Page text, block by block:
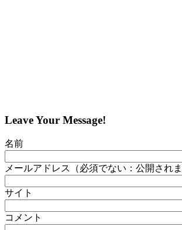
Leave Your Message!
名前
メールアドレス（必須でない：公開されま
サイト
コメント